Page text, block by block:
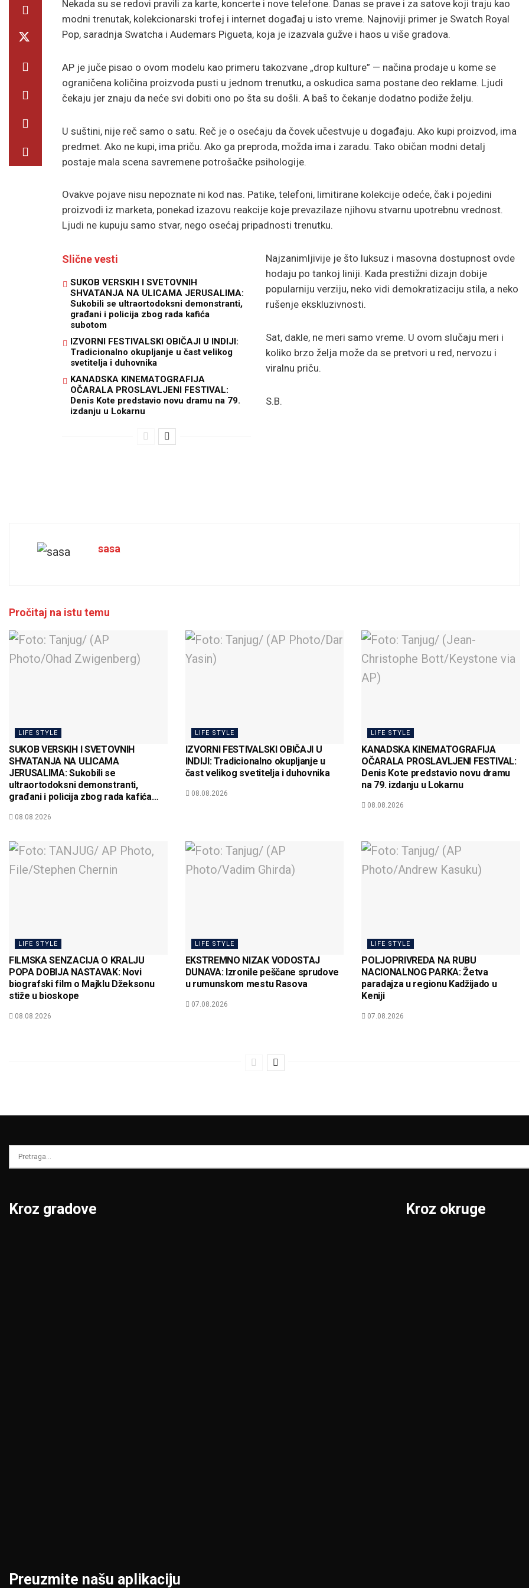
Nekada su se redovi pravili za karte, koncerte i nove telefone. Danas se prave i za satove koji traju kao
modni trenutak, kolekcionarski trofej i internet događaj u isto vreme. Najnoviji primer je Swatch Royal
Pop, saradnja Swatcha i Audemars Pigueta, koja je izazvala gužve i haos u više gradova.
AP je juče pisao o ovom modelu kao primeru takozvane „drop kulture” — načina prodaje u kome se
ograničena količina proizvoda pusti u jednom trenutku, a oskudica sama postane deo reklame. Ljudi
čekaju jer znaju da neće svi dobiti ono po šta su došli. A baš to čekanje dodatno podiže želju.
U suštini, nije reč samo o satu. Reč je o osećaju da čovek učestvuje u događaju. Ako kupi proizvod, ima
predmet. Ako ne kupi, ima priču. Ako ga preproda, možda ima i zaradu. Tako običan modni detalj
postaje mala scena savremene potrošačke psihologije.
Ovakve pojave nisu nepoznate ni kod nas. Patike, telefoni, limitirane kolekcije odeće, čak i pojedini
proizvodi iz marketa, ponekad izazovu reakcije koje prevazilaze njihovu stvarnu upotrebnu vrednost.
Ljudi ne kupuju samo stvar, nego osećaj pripadnosti trenutku.
Slične vesti
SUKOB VERSKIH I SVETOVNIH
SHVATANJA NA ULICAMA JERUSALIMA:
Sukobili se ultraortodoksni demonstranti,
građani i policija zbog rada kafića
subotom
IZVORNI FESTIVALSKI OBIČAJI U INDIJI:
Tradicionalno okupljanje u čast velikog
svetitelja i duhovnika
KANADSKA KINEMATOGRAFIJA
OČARALA PROSLAVLJENI FESTIVAL:
Denis Kote predstavio novu dramu na 79.
izdanju u Lokarnu
Najzanimljivije je što luksuz i masovna dostupnost ovde
hodaju po tankoj liniji. Kada prestižni dizajn dobije
popularniju verziju, neko vidi demokratizaciju stila, a neko
rušenje ekskluzivnosti.
Sat, dakle, ne meri samo vreme. U ovom slučaju meri i
koliko brzo želja može da se pretvori u red, nervozu i
viralnu priču.
S.B.
sasa
Pročitaj na istu temu
LIFE STYLE
SUKOB VERSKIH I SVETOVNIH
SHVATANJA NA ULICAMA
JERUSALIMA: Sukobili se
ultraortodoksni demonstranti,
građani i policija zbog rada kafića
08.08.2026
LIFE STYLE
IZVORNI FESTIVALSKI OBIČAJI U
INDIJI: Tradicionalno okupljanje u
čast velikog svetitelja i duhovnika
08.08.2026
LIFE STYLE
KANADSKA KINEMATOGRAFIJA
OČARALA PROSLAVLJENI FESTIVAL:
Denis Kote predstavio novu dramu
na 79. izdanju u Lokarnu
08.08.2026
LIFE STYLE
FILMSKA SENZACIJA O KRALJU
POPA DOBIJA NASTAVAK: Novi
biografski film o Majklu Džeksonu
stiže u bioskope
08.08.2026
LIFE STYLE
EKSTREMNO NIZAK VODOSTAJ
DUNAVA: Izronile peščane sprudove
u rumunskom mestu Rasova
07.08.2026
LIFE STYLE
POLJOPRIVREDA NA RUBU
NACIONALNOG PARKA: Žetva
paradajza u regionu Kadžijado u
Keniji
07.08.2026
Kroz gradove
Preuzmite našu aplikaciju
Kroz okruge